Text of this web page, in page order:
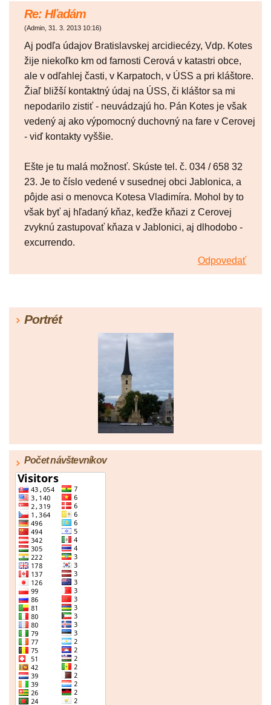
Re: Hľadám
(Admin, 31. 3. 2013 10:16)
Aj podľa údajov Bratislavskej arcidiecézy, Vdp. Kotes
žije niekoľko km od farnosti Cerová v katastri obce,
ale v odľahlej časti, v Karpatoch, v ÚSS a pri kláštore.
Žiaľ bližší kontaktný údaj na ÚSS, či kláštor sa mi
nepodarilo zistiť - neuvádzajú ho. Pán Kotes je však
vedený aj ako výpomocný duchovný na fare v Cerovej
- viď kontakty vyššie.
Ešte je tu malá možnosť. Skúste tel. č. 034 / 658 32
23. Je to číslo vedené v susednej obci Jablonica, a
pôjde asi o menovca Kotesa Vladimíra. Mohol by to
však byť aj hľadaný kňaz, keďže kňazi z Cerovej
zvyknú zastupovať kňaza v Jablonici, aj dlhodobo -
excurrendo.
Odpovedať
Portrét
Počet návštevníkov